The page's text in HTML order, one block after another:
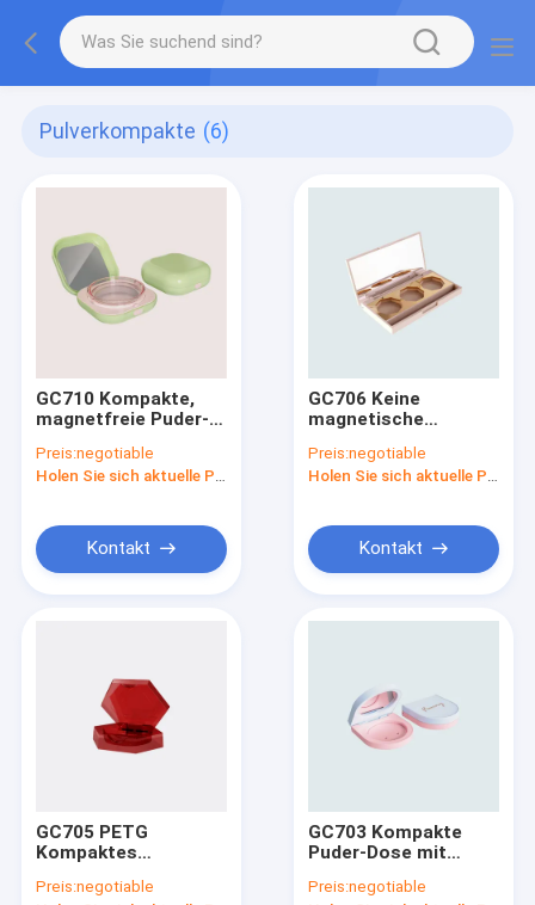
Pulverkompakte (6)
GC710 Kompakte,
magnetfreie Puder-
Spiegel
Preis:negotiable
Holen Sie sich aktuelle Preis
Kontakt
GC706 Keine
magnetische
Festpulverhülle mit
Spiegel
Preis:negotiable
Holen Sie sich aktuelle Preis
Kontakt
GC705 PETG
Kompaktes
Rot Farbe
Preis:negotiable
GC703 Kompakte
Puder-Dose mit
Preis:negotiable